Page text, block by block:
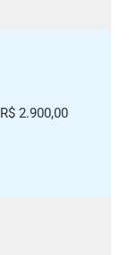
R$ 2.900,00